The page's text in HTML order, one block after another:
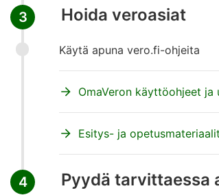
3 Hoida veroasiat
Käytä apuna vero.fi-ohjeita
OmaVeron käyttöohjeet ja
Esitys- ja
4 Pyydä tarvittaessa